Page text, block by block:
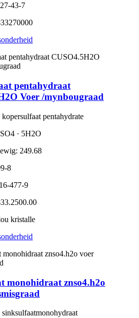
43-7
pentahydraat
Voer /mynbougraad
pentahydrate
· 5H2O
249.68
8
477-9
kristalle
monohidraat znso4.h2o